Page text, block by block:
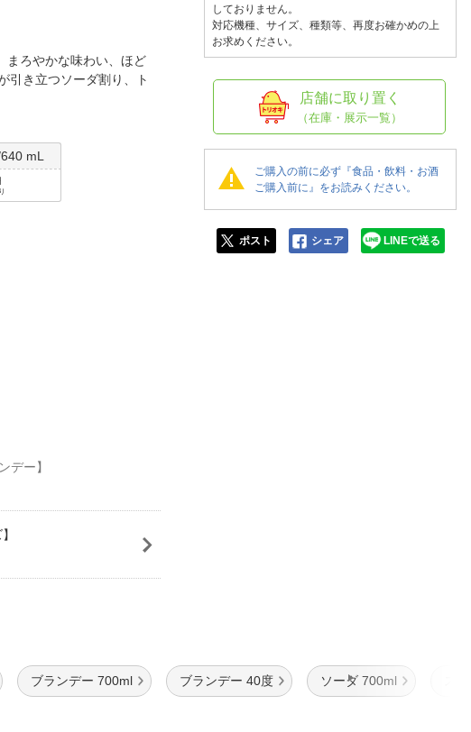
English / 中文
まろやかな味わい、ほど
引き立つソーダ割り、ト
mL
デー】
しておりません。
対応機種、サイズ、種類等、再度お確かめの上
お求めください。
店舗に取り置く
（在庫・展示一覧）
ご購入の前に必ず『食品・飲料・お酒
ご購入前に』をお読みください。
ポスト シェア LINEで送る
ブランデー 700ml ブランデー 40度 ソーダ 700ml